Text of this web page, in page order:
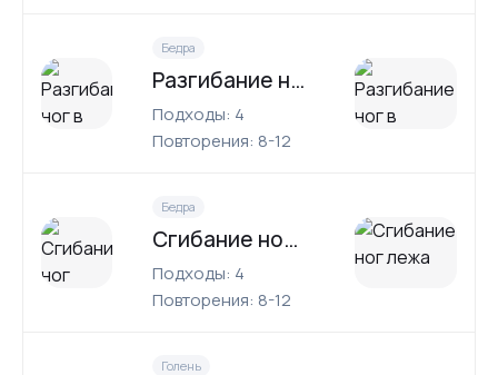
Бедра
Разгибание ног в тренажере
Подходы: 4
Повторения: 8-12
Бедра
Сгибание ног лежа
Подходы: 4
Повторения: 8-12
Голень